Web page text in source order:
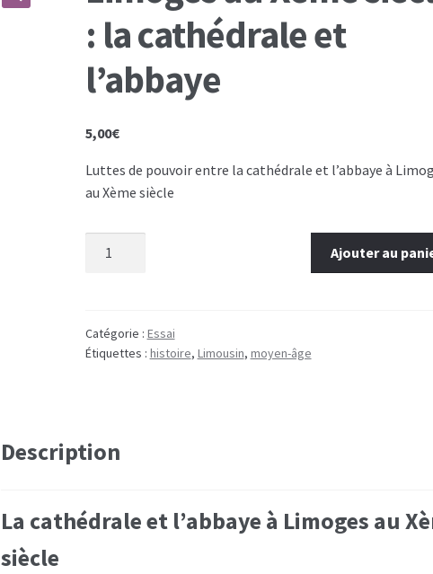
: la cathédrale et
l’abbaye
5,00€
Luttes de pouvoir entre la cathédrale et l’abbaye à
au Xème siècle
Ajouter au
Catégorie : Essai
Étiquettes : histoire, Limousin, moyen-âge
Description
La cathédrale et l’abbaye à Limoges au
siècle